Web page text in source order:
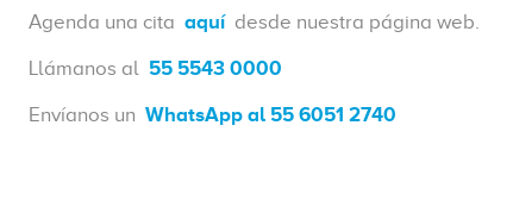
Agenda una cita aquí desde nuestra página web.
Llámanos al 55 5543 0000
Envíanos un WhatsApp al 55 6051 2740